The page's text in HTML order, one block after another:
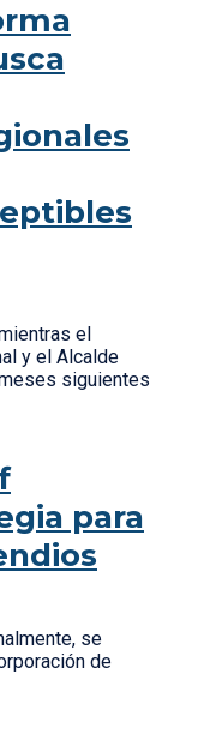
el
y el Alcalde
siguientes
para
se
de